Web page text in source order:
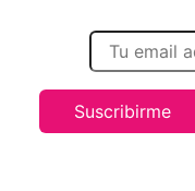
Suscribirme